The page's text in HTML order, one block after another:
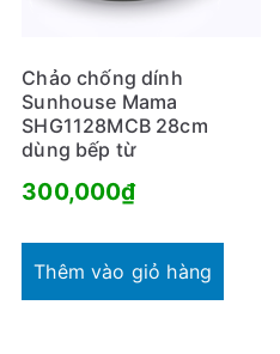
Chảo chống dính
Sunhouse Mama
SHG1128MCB 28cm
dùng bếp từ
300,000₫
Thêm vào giỏ hàng